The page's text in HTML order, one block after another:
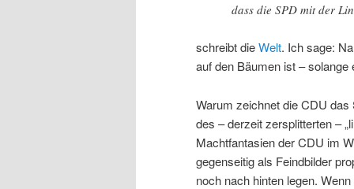
dass die SPD mit der
schreibt dieWelt. Ich sage:
auf den Bäumen ist –
Warum zeichnet die CDU das
des – derzeit zersplitterten –
Machtfantasien der CDU im
gegenseitig als Feindbilder
noch nach hinten legen.